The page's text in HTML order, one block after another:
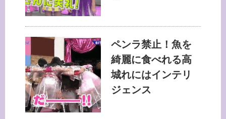
ペンラ禁止！魚を
綺麗に食べれる高
城れにはインテリ
ジェンス